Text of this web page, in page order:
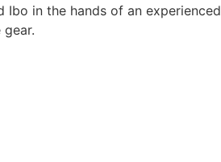
Ibo in the hands of an experienced